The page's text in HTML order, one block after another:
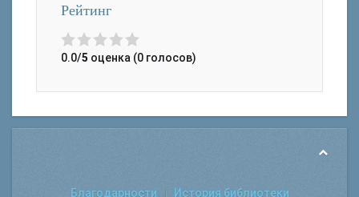
Рейтинг
0.0/5 оценка (0 голосов)
Благодарности История библиотеки